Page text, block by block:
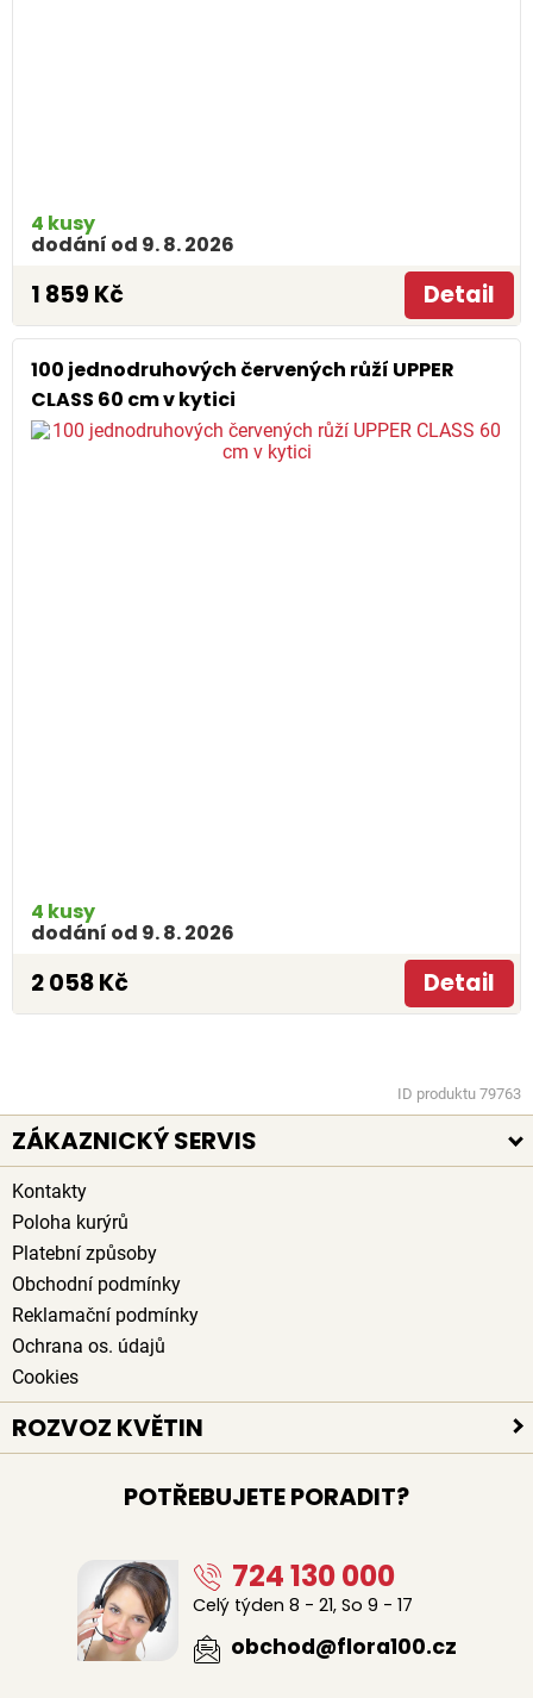
4 kusy
dodání od 9. 8. 2026
1 859 Kč Detail
100 jednodruhových červených růží UPPER
CLASS 60 cm v kytici
4 kusy
dodání od 9. 8. 2026
2 058 Kč Detail
ID produktu 79763
ZÁKAZNICKÝ SERVIS
Kontakty
Poloha kurýrů
Platební způsoby
Obchodní podmínky
Reklamační podmínky
Ochrana os. údajů
Cookies
ROZVOZ KVĚTIN
Rozvoz květin po celé ČR
Doručení květin zdarma
Sledujte kurýra při doručení
Naši lidé na doručení květin
Odkud květiny rozvážíme
POTŘEBUJETE PORADIT?
724 130 000
Celý týden 8 - 21, So 9 - 17
obchod@flora100.cz